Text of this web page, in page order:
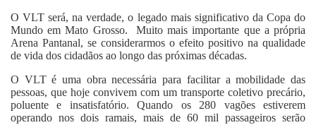
O VLT será, na verdade, o legado mais significativo da Copa do
Mundo em Mato Grosso. Muito mais importante que a própria
Arena Pantanal, se considerarmos o efeito positivo na qualidade
de vida dos cidadãos ao longo das próximas décadas.
O VLT é uma obra necessária para facilitar a mobilidade das
pessoas, que hoje convivem com um transporte coletivo precário,
poluente e insatisfatório. Quando os 280 vagões estiverem
operando nos dois ramais, mais de 60 mil passageiros serão